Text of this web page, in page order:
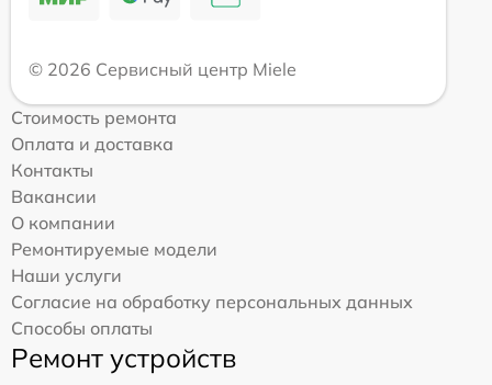
© 2026 Сервисный центр Miele
Стоимость ремонта
Оплата и доставка
Контакты
Вакансии
О компании
Ремонтируемые модели
Наши услуги
Согласие на обработку персональных данных
Способы оплаты
Ремонт устройств